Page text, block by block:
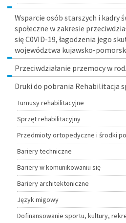
Wsparcie osób starszych i kadry
społeczne w zakresie
się C0VID-19, łagodzenia jego
województwa kujawsko-
Przeciwdziałanie przemocy w
Druki do pobrania Rehabilitacja
Turnusy rehabilitacyjne
Sprzęt rehabilitacyjny
Przedmioty ortopedyczne i środki
Bariery techniczne
Bariery w komunikowaniu się
Bariery architektoniczne
Język migowy
Dofinansowanie sportu, kultury,